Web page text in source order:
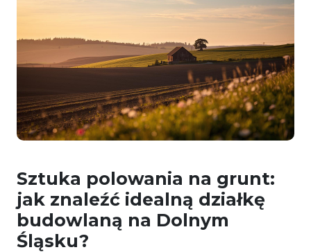
Sztuka polowania na grunt:
jak znaleźć idealną działkę
budowlaną na Dolnym
Śląsku?